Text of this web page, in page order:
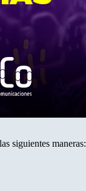
siguientes maneras: